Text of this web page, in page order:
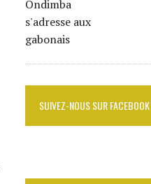
SUIVEZ-NOUS SUR FACEBOOK